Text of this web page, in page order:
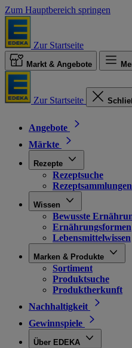
Zum Hauptbereich springen
Zur Startseite
Markt & Angebote
Zur Startseite
Angebote
Märkte
Rezepte
Rezeptsuche
Rezeptsammlungen
Wissen
Bewusste
Ernährungsformen
Lebensmittelwissen
Marken & Produkte
Sortiment
Produktsuche
Produktherkunft
Nachhaltigkeit
Gewinnspiele
Über EDEKA